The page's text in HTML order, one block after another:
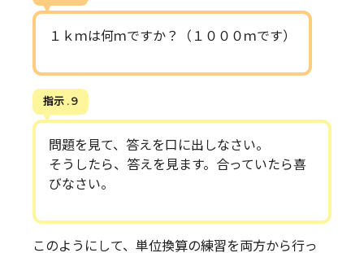
１ｋｍは何ｍですか？（１０００ｍです）
指示 . 9
問題を見て、答えを口に出しなさい。
そうしたら、答えを見ます。合っていたら喜
びなさい。
このようにして、単位換算の練習を両方から行っ